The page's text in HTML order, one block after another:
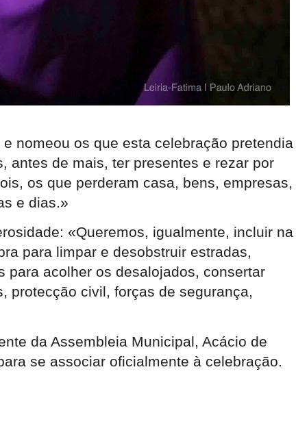
nomeou os que esta celebração pretendia
antes de mais, ter presentes e rezar por
os que perderam casa, bens, empresas,
e dias.»
«Queremos, igualmente, incluir na
para limpar e desobstruir estradas,
para acolher os desalojados, consertar
protecção civil, forças de segurança,
da Assembleia Municipal, Acácio de
se associar oficialmente à celebração.